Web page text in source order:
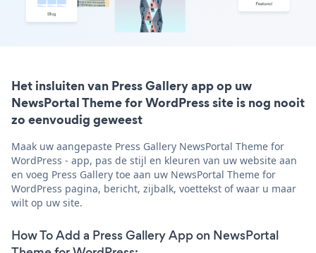
Het insluiten van Press Gallery app op uw
NewsPortal Theme for WordPress site is nog nooit
zo eenvoudig geweest
Maak uw aangepaste Press Gallery NewsPortal Theme for
WordPress - app, pas de stijl en kleuren van uw website aan
en voeg Press Gallery toe aan uw NewsPortal Theme for
WordPress pagina, bericht, zijbalk, voettekst of waar u maar
wilt op uw site.
How To Add a Press Gallery App on NewsPortal